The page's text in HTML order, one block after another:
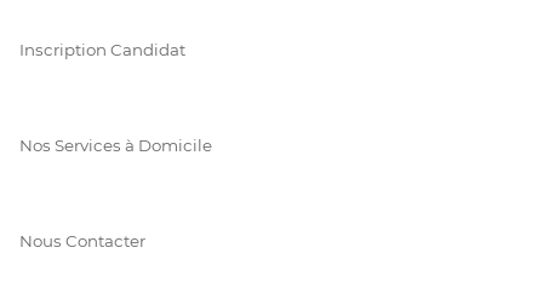
Inscription Candidat
Nos Services à Domicile
Nous Contacter